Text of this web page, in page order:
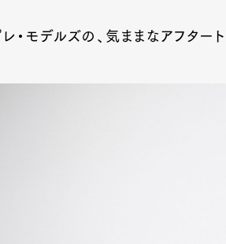
・モデルズの、気ままなアフター